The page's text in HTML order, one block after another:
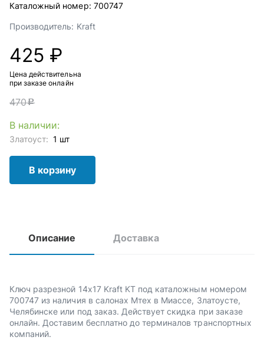
Каталожный номер: 700747
Производитель: Kraft
425 ₽
Цена действительна
при заказе онлайн
470c
В наличии:
Златоуст: 1 шт
В корзину
Описание Доставка
Ключ разрезной 14х17 Kraft KT под каталожным номером
700747 из наличия в салонах Мтех в Миассе, Златоусте,
Челябинске или под заказ. Действует скидка при заказе
онлайн. Доставим бесплатно до терминалов транспортных
компаний.